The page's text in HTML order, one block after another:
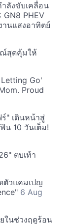
ำลังขับเคลื่อน
GN8 PHEV
านแสงอาทิตย์
ณ์สุดคุ้มให้
Go'
Proud
" เดินหน้าสู่
น 10 วันเต็ม!
ตบเท้า
ตัวแคมเปญ
6 Aug
ในช่วงฤดูร้อน